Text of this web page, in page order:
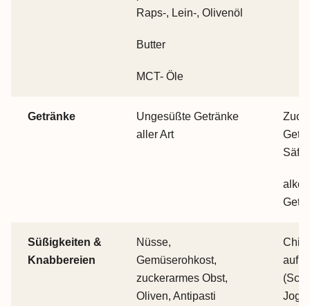
Raps-, Lein-, Olivenöl
Butter
MCT- Öle
Getränke
Ungesüßte Getränke
aller Art
Süßigkeiten &
Knabbereien
Nüsse,
Gemüserohkost,
zuckerarmes Obst,
Oliven, Antipasti
auf